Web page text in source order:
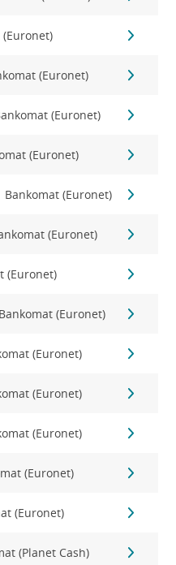
(Euronet)
(Euronet)
(Euronet)
Bankomat (Euronet)
(Euronet)
(Euronet)
Bankomat (Euronet)
(Euronet)
(Euronet)
(Euronet)
(Euronet)
(Euronet)
(Planet Cash)